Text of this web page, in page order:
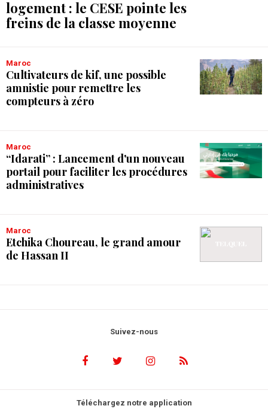
logement : le CESE pointe les
freins de la classe moyenne
Maroc
Cultivateurs de kif, une possible
amnistie pour remettre les
compteurs à zéro
Maroc
“Idarati” : Lancement d'un nouveau
portail pour faciliter les procédures
administratives
Maroc
Etchika Choureau, le grand amour
de Hassan II
Suivez-nous
Téléchargez notre application